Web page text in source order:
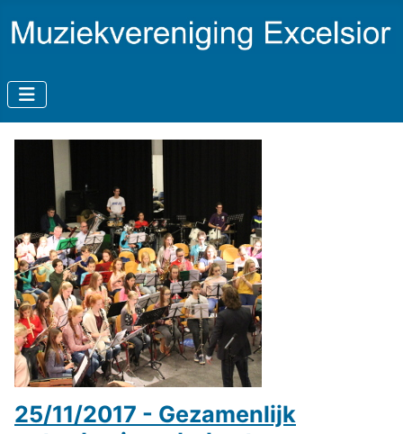
25/11/2017 - Gezamenlijk